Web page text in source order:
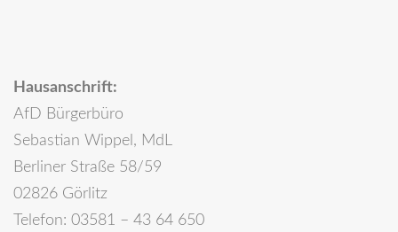
Hausanschrift:
AfD Bürgerbüro
Sebastian Wippel, MdL
Berliner Straße 58/59
02826 Görlitz
Telefon: 03581 – 43 64 650